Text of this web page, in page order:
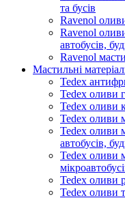
та бусів
Ravenol
Ravenol
автобусів,
Ravenol
Мастильні
Tedex
Tedex оливи
Tedex оливи
Tedex оливи
Tedex оливи
автобусів,
Tedex оливи
Tedex оливи
Tedex оливи